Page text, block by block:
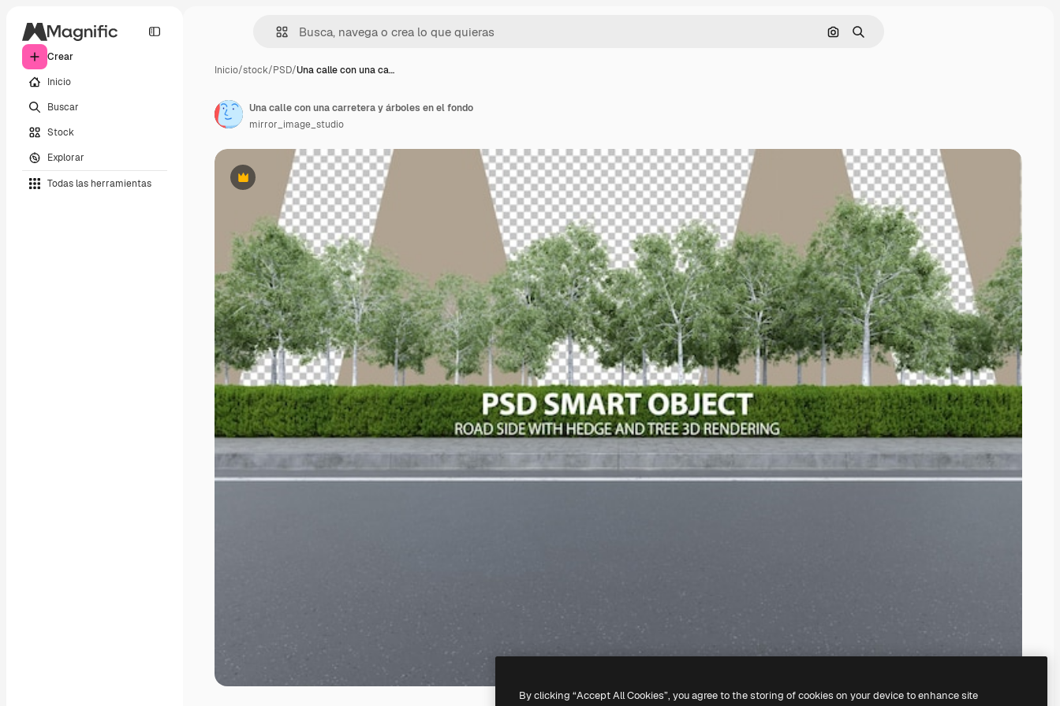
Crear
Inicio
Buscar
Stock
Explorar
Todas las herramientas
Buscar por imagen
Buscar
Inicio/stock/PSD/Una calle con una ca…
Premium
Una calle con una carretera y árboles en el fondo
mirror_image_studio
By clicking “Accept All Cookies”, you agree to the storing of cookies on your device to enhance site